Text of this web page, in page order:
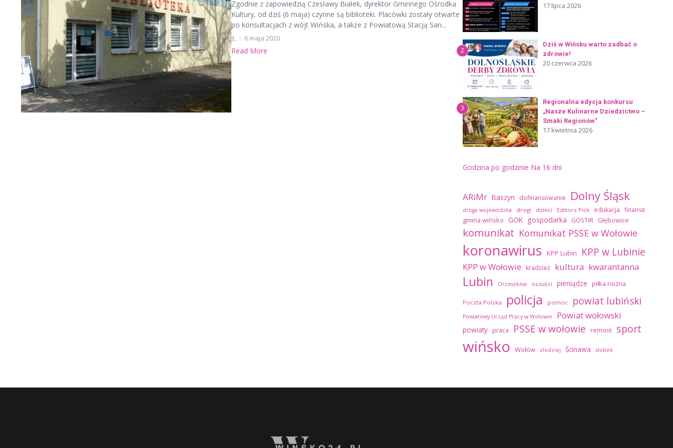
Zgodnie z zapowiedzią Czesławy Białek, dyrektor Gminnego Ośrodka
Kultury, od dziś (6 maja) czynne są biblioteki. Placówki zostały otwarte
po konsultacjach z wójt Wińska, a także z Powiatową Stacją San...
JL 6 maja 2020
Read More
17 lipca 2026
2
Dziś w Wińsku warto zadbać o
zdrowie!
20 czerwca 2026
3
Regionalna edycja konkursu
„Nasze Kulinarne Dziedzictwo –
Smaki Regionów”
17 kwietnia 2026
Godzina po godzinie Na 16 dni
ARiMr Baszyn dofinansowanie Dolny Śląsk
droga wojewódzka drogi dzieci Editors Pick edukacja finanse
gmina wińsko GOK gospodarka GOSTiR Głębowice
komunikat Komunikat PSSE w Wołowie
koronawirus KPP Lubin KPP w Lubinie
KPP w Wołowie kradzież kultura kwarantanna
Lubin Orzeszków oszuści pieniądze piłka nożna
Poczta Polska policja pomoc powiat lubiński
Powiatowy Urząd Pracy w Wołowie Powiat wołowski
powiaty praca PSSE w wołowie remont sport
wińsko Wołów złodziej Ścinawa żłobek